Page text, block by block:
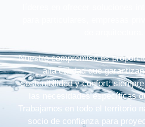
Nuestro compromiso es
alta calidad que
sostenibilidad y confort,
las necesidades específicas
Trabajamos en todo el territorio
socio de confianza para